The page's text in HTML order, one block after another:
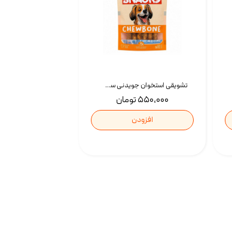
تشویقی استخوان جویدنی سگ اسنکی کرانچی با طعم مرغ Snacky Crunchy Munchy وزن 100 گرم
۵۵۰,۰۰۰ تومان
افزودن